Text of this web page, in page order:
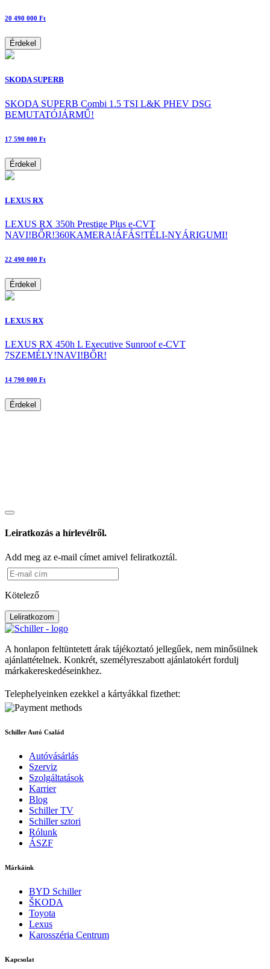
20 490 000 Ft
Érdekel
SKODA SUPERB
SKODA SUPERB Combi 1.5 TSI L&K PHEV DSG
BEMUTATÓJÁRMŰ!
17 590 000 Ft
Érdekel
LEXUS RX
LEXUS RX 350h Prestige Plus e-CVT
NAVI!BŐR!360KAMERA!ÁFÁS!TÉLI-NYÁRIGUMI!
22 490 000 Ft
Érdekel
LEXUS RX
LEXUS RX 450h L Executive Sunroof e-CVT
7SZEMÉLY!NAVI!BŐR!
14 790 000 Ft
Érdekel
Leiratkozás a hírlevélről.
Add meg az e-mail címet amivel feliratkoztál.
Kötelező
Leliratkozom
A honlapon feltüntetett árak tájékoztató jellegűek, nem minősülnek
ajánlattételnek. Konkrét, személyreszabott ajánlatokért fordulj
márkakereskedéseinkhez.
Telephelyeinken ezekkel a kártyákkal fizethet:
Schiller Autó Család
Autóvásárlás
Szerviz
Szolgáltatások
Karrier
Blog
Schiller TV
Schiller sztori
Rólunk
ÁSZF
Márkáink
BYD Schiller
ŠKODA
Toyota
Lexus
Karosszéria Centrum
Kapcsolat